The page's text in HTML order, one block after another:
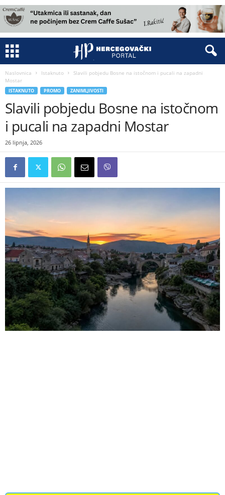
Naslovnica Istaknuto
Slavili pobjedu Bosne na istočnom i pucali na zapadni
Mostar
ISTAKNUTO PROMO ZANIMLJIVOSTI
Slavili pobjedu Bosne na istočnom
i pucali na zapadni Mostar
26 lipnja, 2026